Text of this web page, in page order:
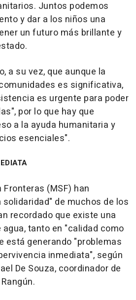
Juntos podemos
y dar a los niños una
un futuro más brillante y
a su vez, que aunque la
es significativa,
es urgente para poder
por lo que hay que
a la ayuda humanitaria y
esenciales".
(MSF) han
de muchos de los
recordado que existe una
tanto en "calidad como
está generando "problemas
inmediata", según
De Souza, coordinador de